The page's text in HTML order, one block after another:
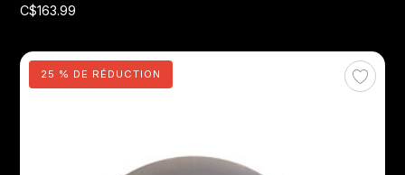
C$163.99
25 % DE RÉDUCTION